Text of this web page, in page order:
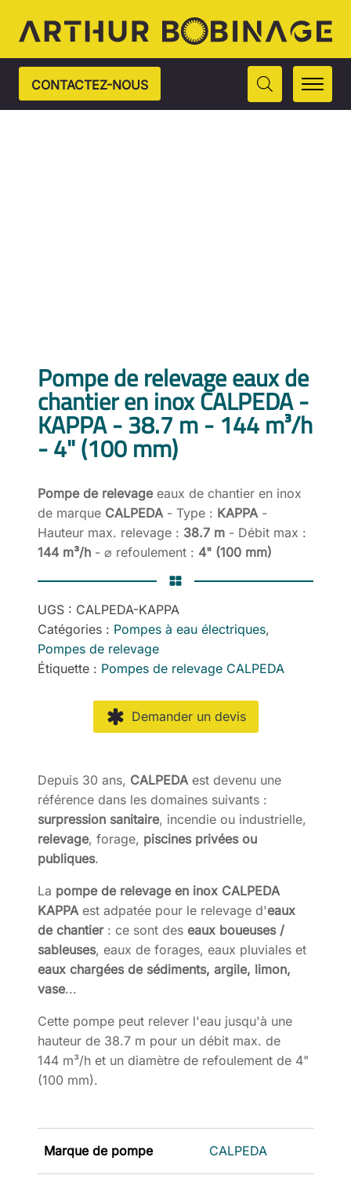
CONTACTEZ-NOUS
Pompe de relevage eaux de
chantier en inox CALPEDA -
KAPPA - 38.7 m - 144 m³/h
- 4" (100 mm)
Pompe de relevageeaux de chantier en inox
de marque CALPEDA - Type : KAPPA -
Hauteur max. relevage : 38.7 m - Débit max :
144 m³/h - ⌀ refoulement : 4" (100 mm)
UGS : CALPEDA-KAPPA
Catégories : Pompes à eau électriques,
Pompes de relevage
Étiquette : Pompes de relevage CALPEDA
Demander un devis
Depuis 30 ans, CALPEDA est devenu une
référence dans les domaines suivants :
surpression sanitaire, incendie ou industrielle,
relevage, forage, piscines privées ou
publiques.
La pompe de relevage en inox CALPEDA
KAPPA est adpatée pour le relevage d'eaux
de chantier: ce sont des eaux boueuses /
sableuses, eaux de forages, eaux pluviales et
eaux chargées de sédiments, argile, limon,
vase...
Cette pompe peut relever l'eau jusqu'à une
hauteur de 38.7 m pour un débit max. de
144 m³/h et un diamètre de refoulement de 4"
(100 mm).
Marque de pompe CALPEDA